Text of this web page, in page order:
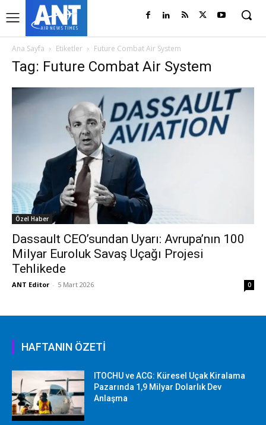
Ana Sayfa Etiketler Future Combat Air System
Tag: Future Combat Air System
Özel Haber
Dassault CEO’sundan Uyarı: Avrupa’nın 100
Milyar Euroluk Savaş Uçağı Projesi
Tehlikede
ANT Editor - 5 Mart 2026 0
HAFTANIN ÖZETİ
ITOCHU ve ACG: Küresel Uçak Kiralama
Pazarında 1,9 Milyar Dolarlık Dev
Anlaşma